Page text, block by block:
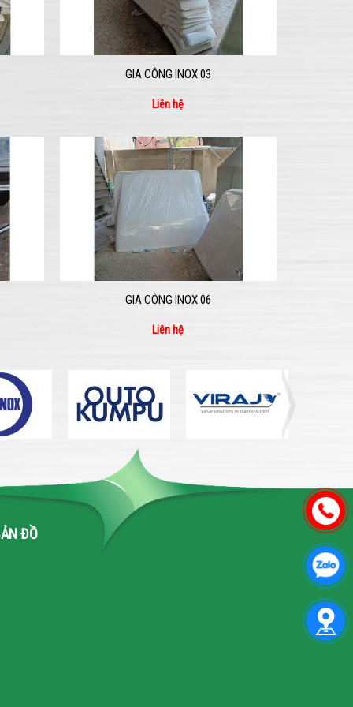
GIA CÔNG INOX 03
Liên hệ
GIA CÔNG INOX 06
Liên hệ
ĐỒ